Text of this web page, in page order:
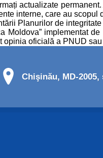
actualizate
interne, care au
Planurilor de
implementat
oficială a PNUD
Chişinău, MD-